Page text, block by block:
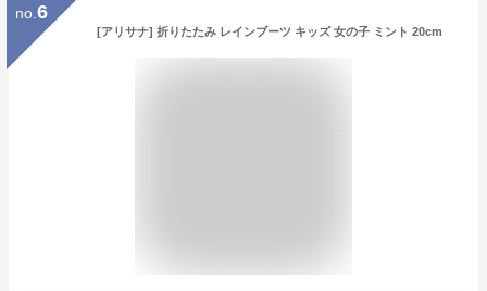
no. 6
[アリサナ] 折りたたみ レインブーツ キッズ 女の子 ミント 20cm